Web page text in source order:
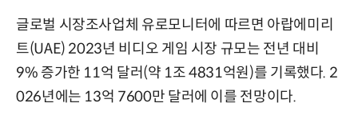
글로벌 시장조사업체 유로모니터에 따르면 아랍에미리
트(UAE) 2023년 비디오 게임 시장 규모는 전년 대비
9% 증가한 11억 달러(약 1조 4831억원)를 기록했다. 2
026년에는 13억 7600만 달러에 이를 전망이다.